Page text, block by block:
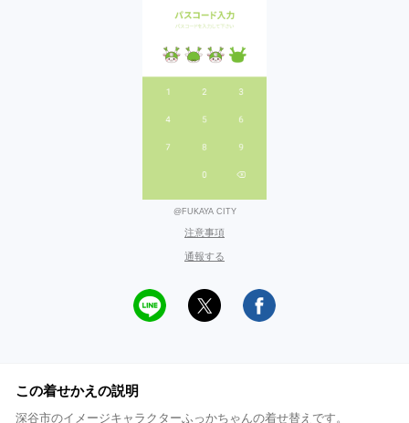
@FUKAYA CITY
注意事項
通報する
この着せかえの説明
深谷市のイメージキャラクターふっかちゃんの着せ替えです。